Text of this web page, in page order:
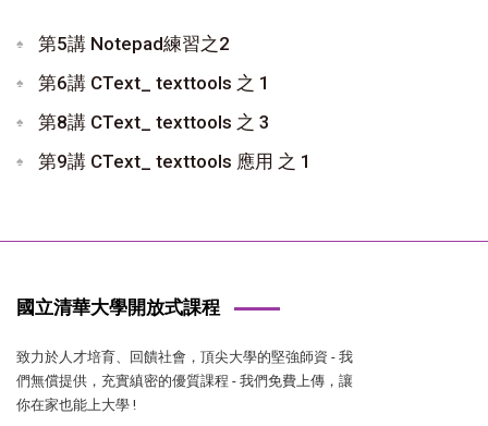
第5講 Notepad練習之2
第6講 CText_ texttools 之 1
第8講 CText_ texttools 之 3
第9講 CText_ texttools 應用 之 1
國立清華大學開放式課程
致力於人才培育、回饋社會，頂尖大學的堅強師資 - 我
們無償提供，充實縝密的優質課程 - 我們免費上傳，讓
你在家也能上大學 !